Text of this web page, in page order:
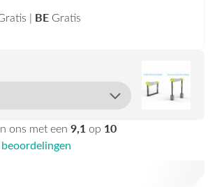
| BE Gratis
ons met een 9,1 op 10